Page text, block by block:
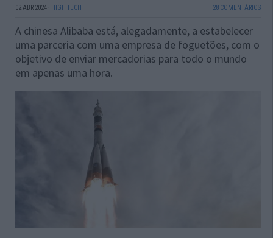
02 ABR 2024 · HIGH TECH 28 COMENTÁRIOS
A chinesa Alibaba está, alegadamente, a estabelecer
uma parceria com uma empresa de foguetões, com o
objetivo de enviar mercadorias para todo o mundo
em apenas uma hora.